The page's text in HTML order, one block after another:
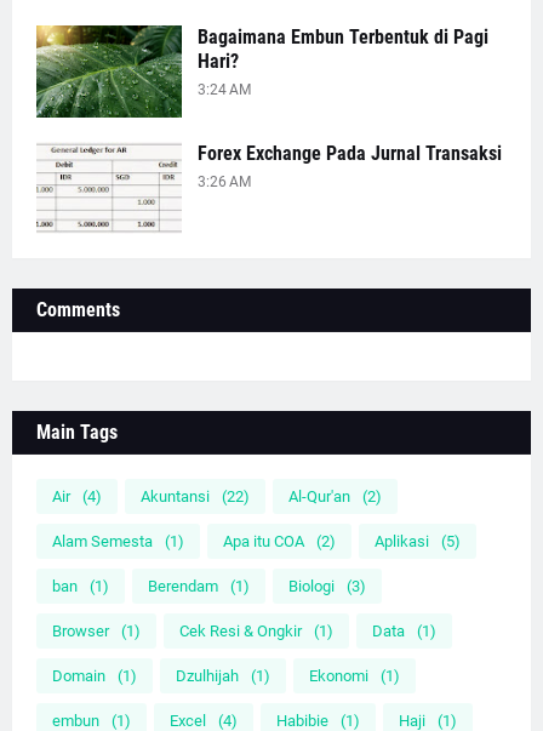
Bagaimana Embun Terbentuk di Pagi
Hari?
3:24 AM
Forex Exchange Pada Jurnal Transaksi
3:26 AM
Comments
Main Tags
Air (4) Akuntansi (22) Al-Qur'an (2)
Alam Semesta (1) Apa itu COA (2) Aplikasi (5)
ban (1) Berendam (1) Biologi (3)
Browser (1) Cek Resi & Ongkir (1) Data (1)
Domain (1) Dzulhijah (1) Ekonomi (1)
embun (1) Excel (4) Habibie (1) Haji (1)